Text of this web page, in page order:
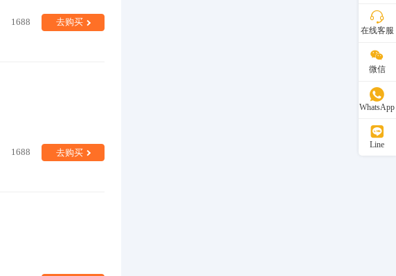
1688 去购买
1688 去购买
在线客服
微信
WhatsApp
Line